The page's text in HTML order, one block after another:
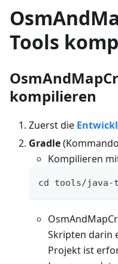
Tools
kompilieren
Zuerst die
Gradle
Kompilieren
cd tools/java-
Skripten darin
Projekt ist